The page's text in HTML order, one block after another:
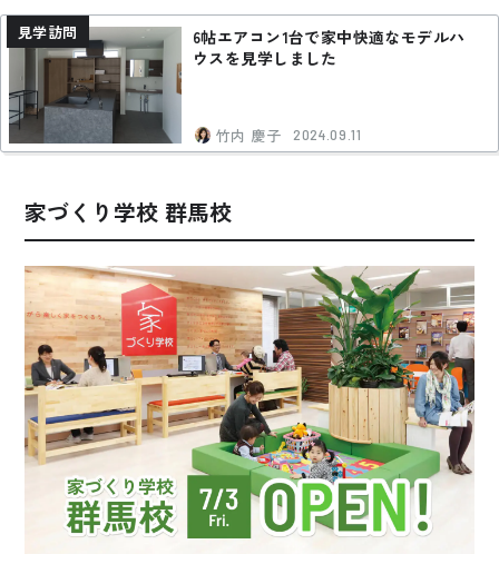
YOUTUBE Instagram
プライバシーポリシー
見学訪問
6帖エアコン1台で家中快適なモデルハ
ウスを見学しました
竹内 慶子 2024.09.11
家づくり学校 群馬校